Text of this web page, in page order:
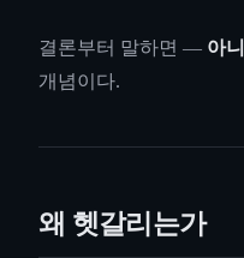
결론부터 말하면 — 아
개념이다.
왜 헷갈리는가